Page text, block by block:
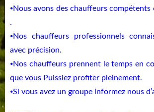
⦁Nous avons des chauffeurs
.
⦁Nos chauffeurs professionnels
avec précision.
⦁Nos chauffeurs prennent le temps en
que vous Puissiez profiter pleinement.
⦁Si vous avez un groupe informez nous